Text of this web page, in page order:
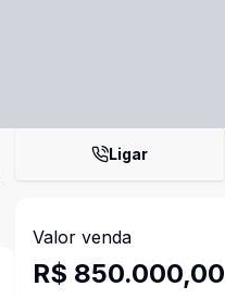
Ligar
Valor venda
R$ 850.000,00